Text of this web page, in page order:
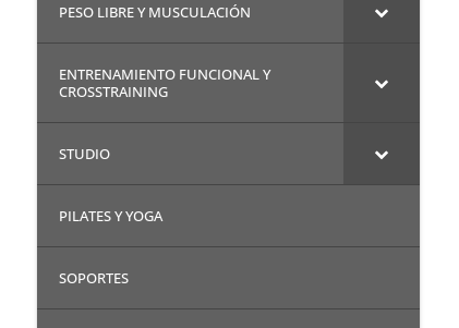
PESO LIBRE Y MUSCULACIÓN
ENTRENAMIENTO FUNCIONAL Y
CROSSTRAINING
STUDIO
PILATES Y YOGA
SOPORTES